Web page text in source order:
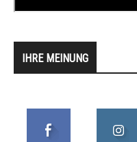
IHRE MEINUNG